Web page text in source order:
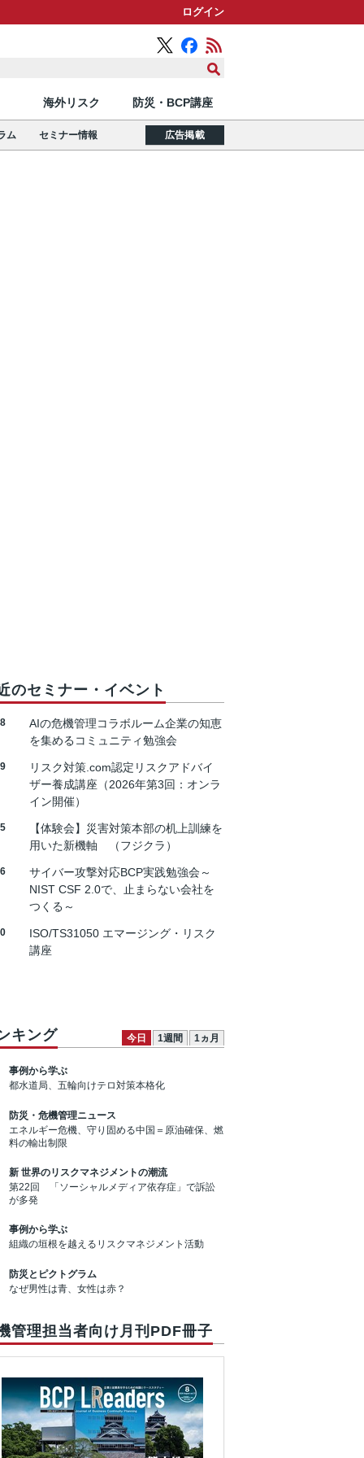
ログイン
海外リスク 防災・BCP講座
ム セミナー情報 広告掲載
のセミナー・イベント
AIの危機管理コラボルーム企業の知恵
を集めるコミュニティ勉強会
リスク対策.com認定リスクアドバイ
ザー養成講座（2026年第3回：オンラ
イン開催）
【体験会】災害対策本部の机上訓練を
用いた新機軸 （フジクラ）
サイバー攻撃対応BCP実践勉強会～
NIST CSF 2.0で、止まらない会社を
つくる～
ISO/TS31050 エマージング・リスク
講座
キング 今日 1週間 1ヵ月
事例から学ぶ
都水道局、五輪向けテロ対策本格化
防災・危機管理ニュース
エネルギー危機、守り固める中国＝原油確保、燃
料の輸出制限
新 世界のリスクマネジメントの潮流
第22回 「ソーシャルメディア依存症」で訴訟
が多発
事例から学ぶ
組織の垣根を越えるリスクマネジメント活動
防災とピクトグラム
なぜ男性は青、女性は赤？
管理担当者向け月刊PDF冊子